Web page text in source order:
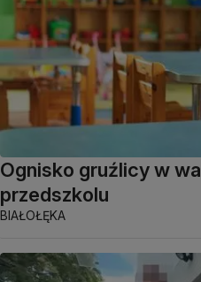
Ognisko gruźlicy w
przedszkolu
BIAŁOŁĘKA